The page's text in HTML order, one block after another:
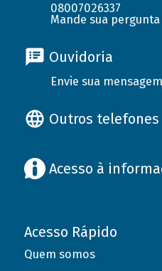
08007026337
Mande sua pergunta
Ouvidoria
Envie sua mensagem
Outros telefones
Acesso à
Acesso Rápido
Quem somos